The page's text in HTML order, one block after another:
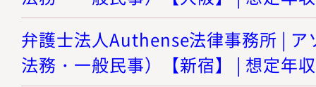
弁護士法人Authense法律事務所 | ア
法務・一般民事）【新宿】 | 想定年